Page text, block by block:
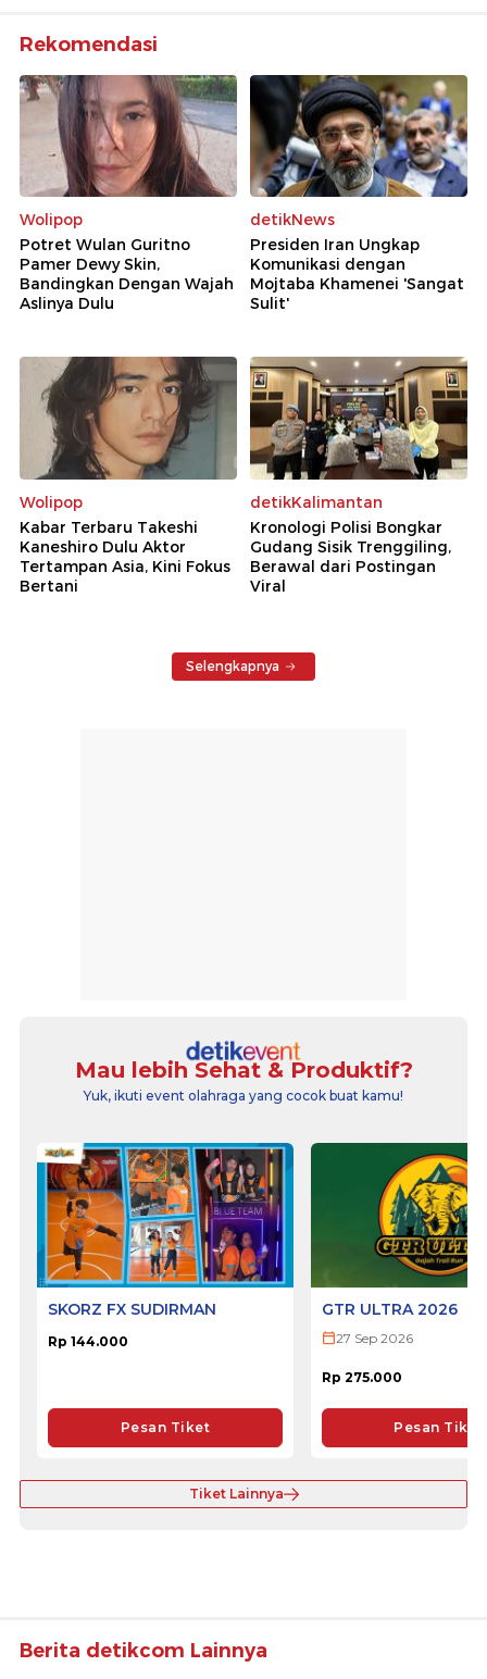
Rekomendasi
Wolipop
Potret Wulan Guritno
Pamer Dewy Skin,
Bandingkan Dengan Wajah
Aslinya Dulu
detikNews
Presiden Iran Ungkap
Komunikasi dengan
Mojtaba Khamenei 'Sangat
Sulit'
Wolipop
Kabar Terbaru Takeshi
Kaneshiro Dulu Aktor
Tertampan Asia, Kini Fokus
Bertani
detikKalimantan
Kronologi Polisi Bongkar
Gudang Sisik Trenggiling,
Berawal dari Postingan
Viral
Selengkapnya
Mau lebih Sehat & Produktif?
Yuk, ikuti event olahraga yang cocok buat kamu!
SKORZ FX SUDIRMAN
Rp 144.000
Pesan Tiket
GTR ULTRA 2026
27 Sep 2026
Rp 275.000
Pesan Tiket
Tiket Lainnya
Berita detikcom Lainnya